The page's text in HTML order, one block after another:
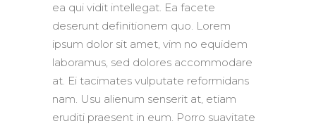
ea qui vidit intellegat. Ea facete
deserunt definitionem quo. Lorem
ipsum dolor sit amet, vim no equidem
laboramus, sed dolores accommodare
at. Ei tacimates vulputate reformidans
nam. Usu alienum senserit at, etiam
eruditi praesent in eum. Porro suavitate